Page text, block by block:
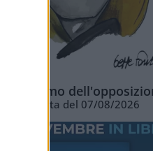
L'ottimismo
Vignetta del 07/08/2026